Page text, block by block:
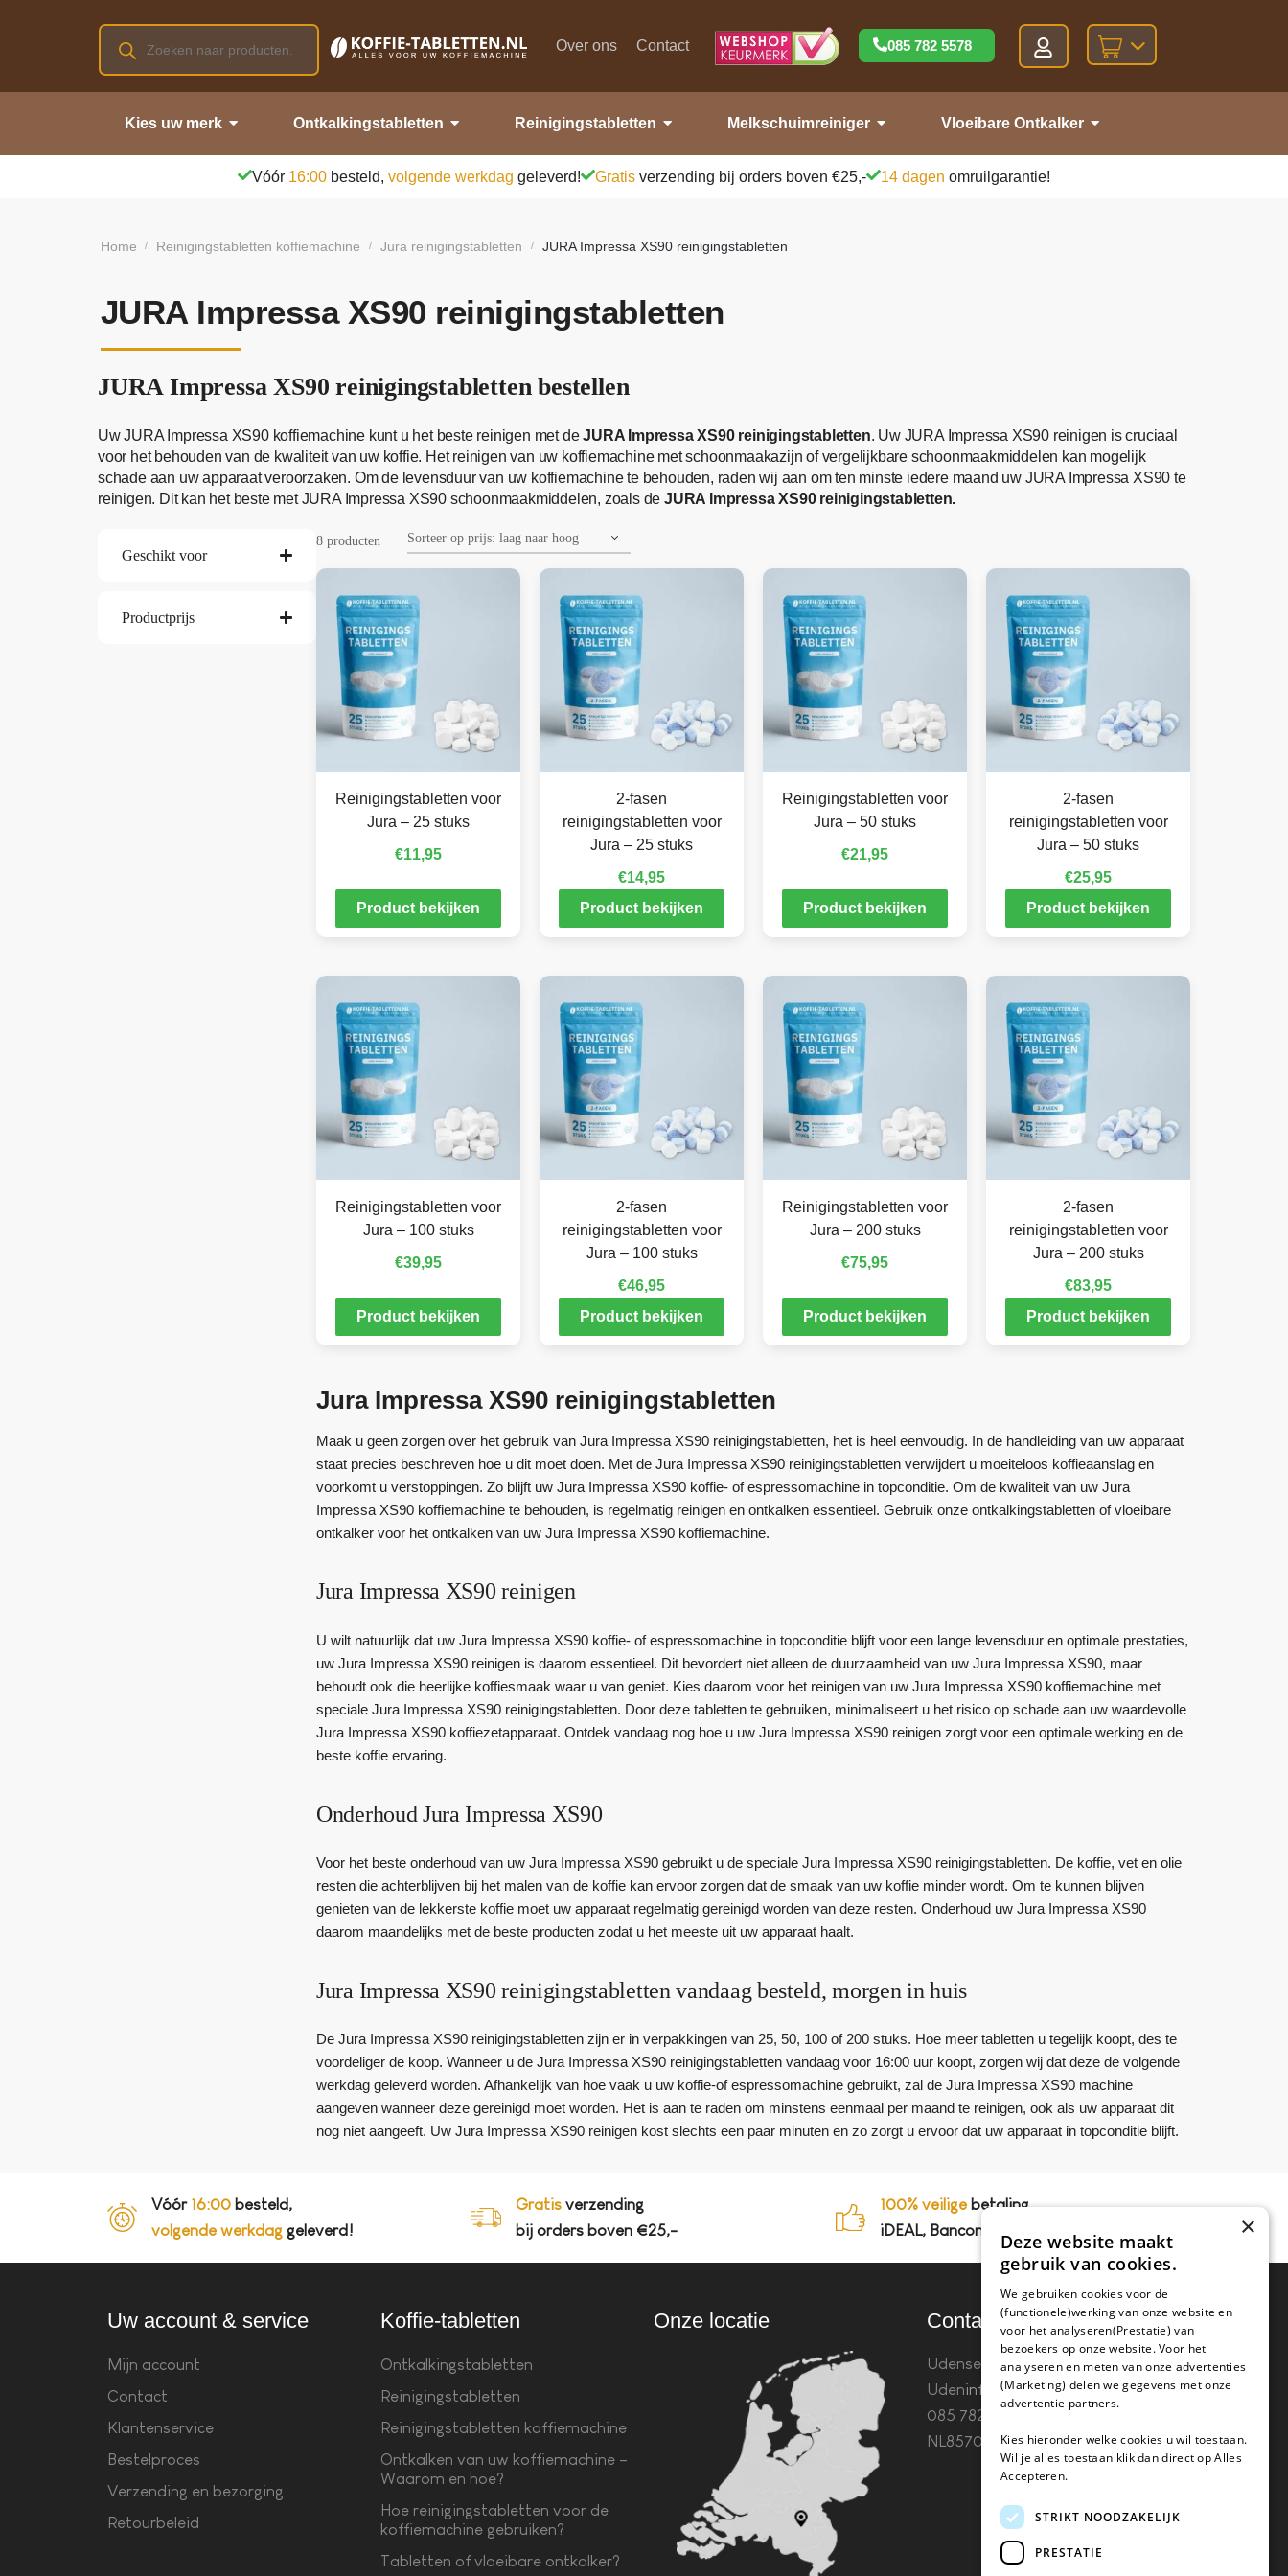
Over ons Contact 085 782 5578
Kies uw merk Ontkalkingstabletten Reinigingstabletten Melkschuimreiniger Vloeibare Ontkalker
Vóór 16:00 besteld, volgende werkdag geleverd! Gratis verzending bij orders boven €25,- 14 dagen omruilgarantie!
Home / Reinigingstabletten koffiemachine / Jura reinigingstabletten / JURA Impressa XS90 reinigingstabletten
JURA Impressa XS90 reinigingstabletten
JURA Impressa XS90 reinigingstabletten bestellen
Uw JURA Impressa XS90 koffiemachine kunt u het beste reinigen met deJURA Impressa XS90 reinigingstabletten. Uw JURA Impressa XS90 reinigen is cruciaal
voor het behouden van de kwaliteit van uw koffie. Het reinigen van uw koffiemachine met schoonmaakazijn of vergelijkbare schoonmaakmiddelen kan mogelijk
schade aan uw apparaat veroorzaken. Om de levensduur van uw koffiemachine te behouden, raden wij aan om ten minste iedere maand uw JURA Impressa XS90 te
reinigen. Dit kan het beste met JURA Impressa XS90 schoonmaakmiddelen, zoals de JURA Impressa XS90 reinigingstabletten.
Geschikt voor
Productprijs
8 producten
Reinigingstabletten voor
Jura – 25 stuks
€11,95
Product bekijken
2-fasen
reinigingstabletten voor
Jura – 25 stuks
€14,95
Product bekijken
Reinigingstabletten voor
Jura – 50 stuks
€21,95
Product bekijken
2-fasen
reinigingstabletten voor
Jura – 50 stuks
€25,95
Product bekijken
Reinigingstabletten voor
Jura – 100 stuks
€39,95
Product bekijken
2-fasen
reinigingstabletten voor
Jura – 100 stuks
€46,95
Product bekijken
Reinigingstabletten voor
Jura – 200 stuks
€75,95
Product bekijken
2-fasen
reinigingstabletten voor
Jura – 200 stuks
€83,95
Product bekijken
Jura Impressa XS90 reinigingstabletten
Maak u geen zorgen over het gebruik van Jura Impressa XS90 reinigingstabletten, het is heel eenvoudig. In de handleiding van uw apparaat
staat precies beschreven hoe u dit moet doen. Met de Jura Impressa XS90 reinigingstabletten verwijdert u moeiteloos koffieaanslag en
voorkomt u verstoppingen. Zo blijft uw Jura Impressa XS90 koffie- of espressomachine in topconditie. Om de kwaliteit van uw Jura
Impressa XS90 koffiemachine te behouden, is regelmatig reinigen en ontkalken essentieel. Gebruik onze ontkalkingstabletten of vloeibare
ontkalker voor het ontkalken van uw Jura Impressa XS90 koffiemachine.
Jura Impressa XS90 reinigen
U wilt natuurlijk dat uw Jura Impressa XS90 koffie- of espressomachine in topconditie blijft voor een lange levensduur en optimale prestaties,
uw Jura Impressa XS90 reinigen is daarom essentieel. Dit bevordert niet alleen de duurzaamheid van uw Jura Impressa XS90, maar
behoudt ook die heerlijke koffiesmaak waar u van geniet. Kies daarom voor het reinigen van uw Jura Impressa XS90 koffiemachine met
speciale Jura Impressa XS90 reinigingstabletten. Door deze tabletten te gebruiken, minimaliseert u het risico op schade aan uw waardevolle
Jura Impressa XS90 koffiezetapparaat. Ontdek vandaag nog hoe u uw Jura Impressa XS90 reinigen zorgt voor een optimale werking en de
beste koffie ervaring.
Onderhoud Jura Impressa XS90
Voor het beste onderhoud van uw Jura Impressa XS90 gebruikt u de speciale Jura Impressa XS90 reinigingstabletten. De koffie, vet en olie
resten die achterblijven bij het malen van de koffie kan ervoor zorgen dat de smaak van uw koffie minder wordt. Om te kunnen blijven
genieten van de lekkerste koffie moet uw apparaat regelmatig gereinigd worden van deze resten. Onderhoud uw Jura Impressa XS90
daarom maandelijks met de beste producten zodat u het meeste uit uw apparaat haalt.
Jura Impressa XS90 reinigingstabletten vandaag besteld, morgen in huis
De Jura Impressa XS90 reinigingstabletten zijn er in verpakkingen van 25, 50, 100 of 200 stuks. Hoe meer tabletten u tegelijk koopt, des te
voordeliger de koop. Wanneer u de Jura Impressa XS90 reinigingstabletten vandaag voor 16:00 uur koopt, zorgen wij dat deze de volgende
werkdag geleverd worden. Afhankelijk van hoe vaak u uw koffie-of espressomachine gebruikt, zal de Jura Impressa XS90 machine
aangeven wanneer deze gereinigd moet worden. Het is aan te raden om minstens eenmaal per maand te reinigen, ook als uw apparaat dit
nog niet aangeeft. Uw Jura Impressa XS90 reinigen kost slechts een paar minuten en zo zorgt u ervoor dat uw apparaat in topconditie blijft.
Vóór 16:00 besteld,
volgende werkdag geleverd!
Gratis verzending
bij orders boven €25,-
100% veiligebetaling,
iDEAL, Bancontact en op rekening
Uw account & service
Mijn account
Contact
Klantenservice
Bestelproces
Verzending en bezorging
Retourbeleid
Koffie-tabletten
Ontkalkingstabletten
Reinigingstabletten
Reinigingstabletten koffiemachine
Ontkalken van uw koffiemachine –
Waarom en hoe?
Hoe reinigingstabletten voor de
koffiemachine gebruiken?
Tabletten of vloeibare ontkalker?
Onze locatie Contact
Udenseweg 8B 5405 PA
Udeninfo(@)koffie-tabletten.nlTel.
085 782 5578KvK 67529623 Btw:
NL857053759B01
×
Deze website maakt
gebruik van cookies.
We gebruiken cookies voor de
(functionele)werking van onze website en
voor het analyseren(Prestatie) van
bezoekers op onze website. Voor het
analyseren en meten van onze advertenties
(Marketing) delen we gegevens met onze
advertentie partners.
Kies hieronder welke cookies u wil toestaan.
Wil je alles toestaan klik dan direct op Alles
Accepteren.
STRIKT NOODZAKELIJK
PRESTATIE